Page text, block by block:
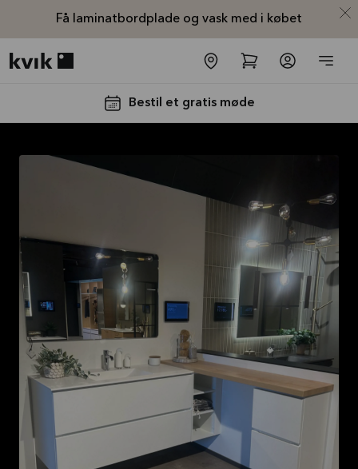
Få laminatbordplade og vask med i købet
Bestil et gratis møde
Laminatbordplade
og vask med i
købet
Tilbuddet gælder indtil31-
08-2026
Se mere